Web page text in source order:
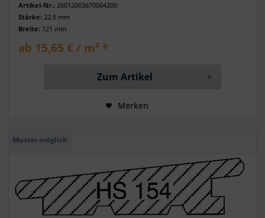
Artikel-Nr.: 26012003670004200
Stärke: 22.5 mm
Breite: 121 mm
ab 15,65 € / m² *
Zum Artikel
Merken
Muster möglich